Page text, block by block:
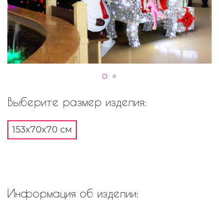
Выберите размер изделия:
153x70x70 см
Информация об изделии: